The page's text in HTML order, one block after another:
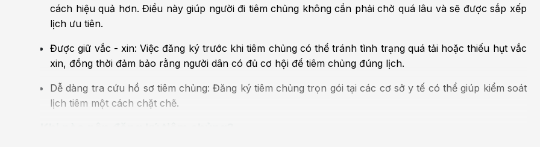
cách hiệu quả hơn. Điều này giúp người đi tiêm chủng không cần phải chờ quá lâu và sẽ được sắp xếp
lịch ưu tiên.
Được giữ vắc - xin: Việc đăng ký trước khi tiêm chủng có thể tránh tình trạng quá tải hoặc thiếu hụt vắc
xin, đồng thời đảm bảo rằng người dân có đủ cơ hội để tiêm chủng đúng lịch.
Dễ dàng tra cứu hồ sơ tiêm chủng: Đăng ký tiêm chủng trọn gói tại các cơ sở y tế có thể giúp kiểm soát
lịch tiêm một cách chặt chẽ.